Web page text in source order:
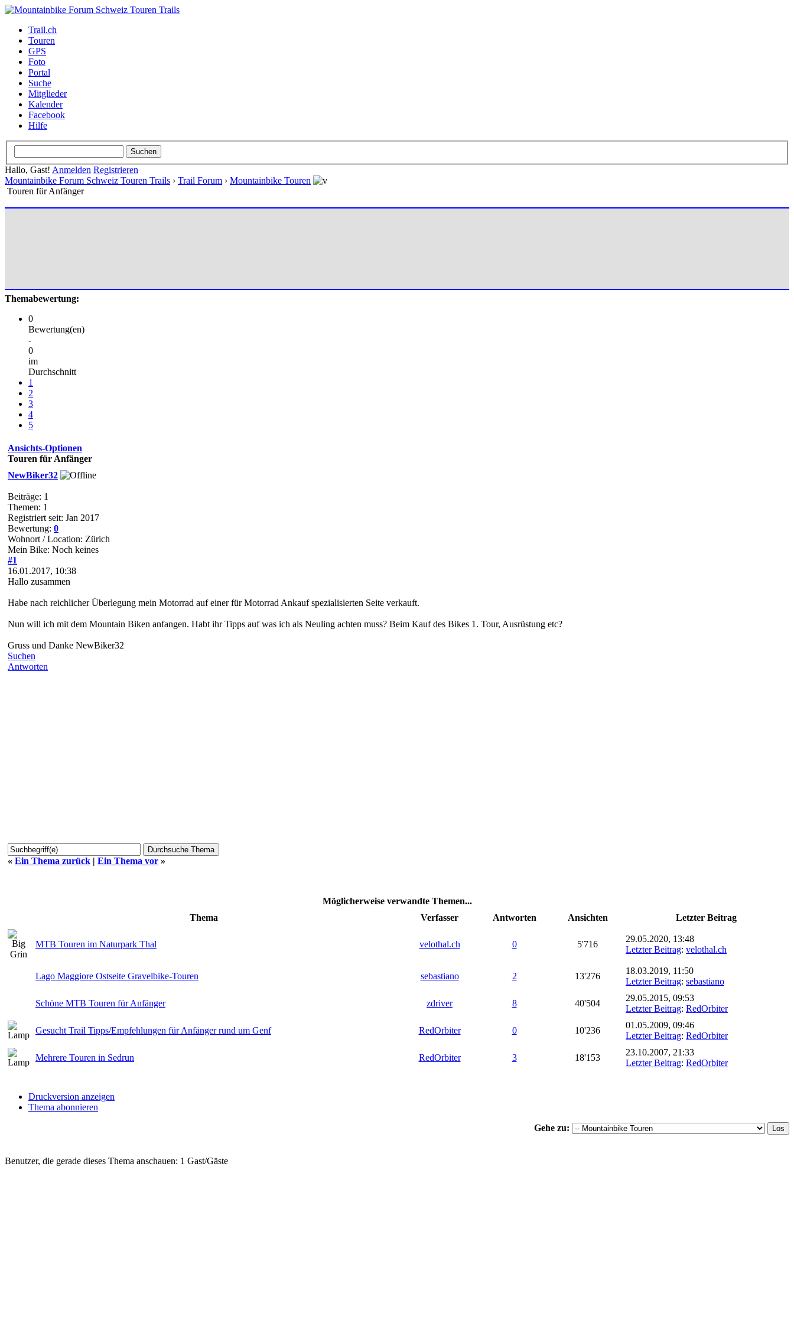
Trail.ch
Touren
GPS
Foto
Portal
Suche
Mitglieder
Kalender
Facebook
Hilfe
Hallo, Gast! Anmelden Registrieren
Mountainbike Forum Schweiz Touren Trails › Trail Forum › Mountainbike Touren
Touren für Anfänger
Themabewertung:
0
Bewertung(en)
-
0
im
Durchschnitt
1
2
3
4
5
Ansichts-Optionen
Touren für Anfänger
NewBiker32
Beiträge: 1
Themen: 1
Registriert seit: Jan 2017
Bewertung: 0
Wohnort / Location: Zürich
Mein Bike: Noch keines
#1
16.01.2017, 10:38
Hallo zusammen
Habe nach reichlicher Überlegung mein Motorrad auf einer für Motorrad Ankauf spezialisierten Seite verkauft.
Nun will ich mit dem Mountain Biken anfangen. Habt ihr Tipps auf was ich als Neuling achten muss? Beim Kauf des Bikes 1. Tour, Ausrüstung etc?
Gruss und Danke NewBiker32
Suchen
Antworten
« Ein Thema zurück | Ein Thema vor »
Möglicherweise verwandte Themen...
Thema
Verfasser Antworten Ansichten Letzter Beitrag
MTB Touren im Naturpark Thal velothal.ch 0 5'716
29.05.2020, 13:48
Letzter Beitrag: velothal.ch
Lago Maggiore Ostseite Gravelbike-Touren sebastiano 2 13'276
18.03.2019, 11:50
Letzter Beitrag: sebastiano
Schöne MTB Touren für Anfänger zdriver 8 40'504
29.05.2015, 09:53
Letzter Beitrag: RedOrbiter
Gesucht Trail Tipps/Empfehlungen für Anfänger rund um Genf RedOrbiter 0 10'236
01.05.2009, 09:46
Letzter Beitrag: RedOrbiter
Mehrere Touren in Sedrun RedOrbiter 3 18'153
23.10.2007, 21:33
Letzter Beitrag: RedOrbiter
Druckversion anzeigen
Thema abonnieren
Gehe zu:
Benutzer, die gerade dieses Thema anschauen: 1 Gast/Gäste